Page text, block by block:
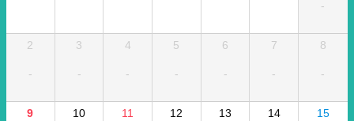
-
2
-
3
-
4
-
5
-
6
-
7
-
8
-
9 10 11 12 13 14 15